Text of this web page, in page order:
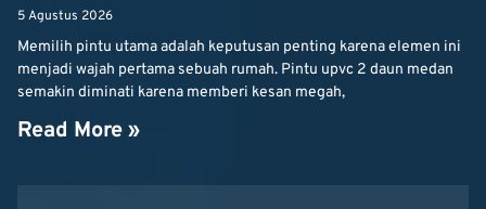
5 Agustus 2026
Memilih pintu utama adalah keputusan penting karena elemen ini
menjadi wajah pertama sebuah rumah. Pintu upvc 2 daun medan
semakin diminati karena memberi kesan megah,
Read More »